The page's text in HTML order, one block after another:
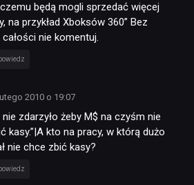
czemu będą mogli sprzedać więcej
na przykład Xboksów 360” Bez
nie komentuj.
2010 o 19:07
zdarzyło żeby M$ na czyśm nie
kasy.”|A kto na pracy, w którą dużo
nie chce zbić kasy?